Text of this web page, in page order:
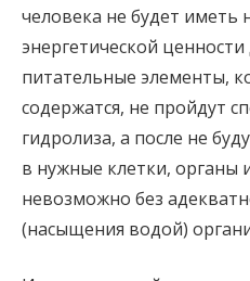
человека не будет иметь
энергетической
питательные элементы,
содержатся, не пройдут
гидролиза, а после не
в нужные клетки, органы
невозможно без
(насыщения водой)